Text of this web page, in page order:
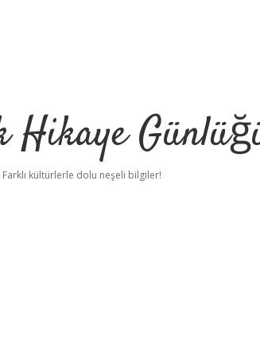
Hikaye
Farklı kültürlerle dolu neşeli bilgiler!